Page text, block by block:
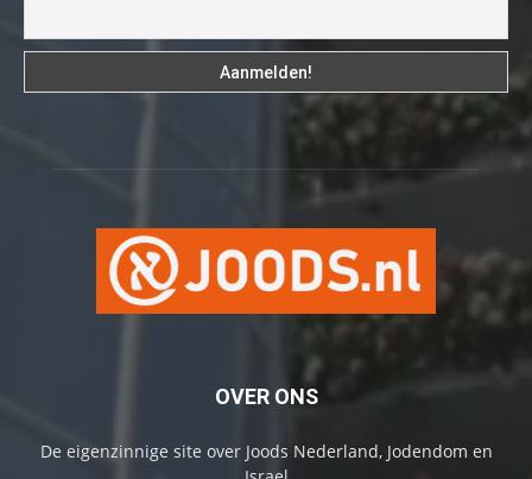
OVER ONS
De eigenzinnige site over Joods Nederland, Jodendom en